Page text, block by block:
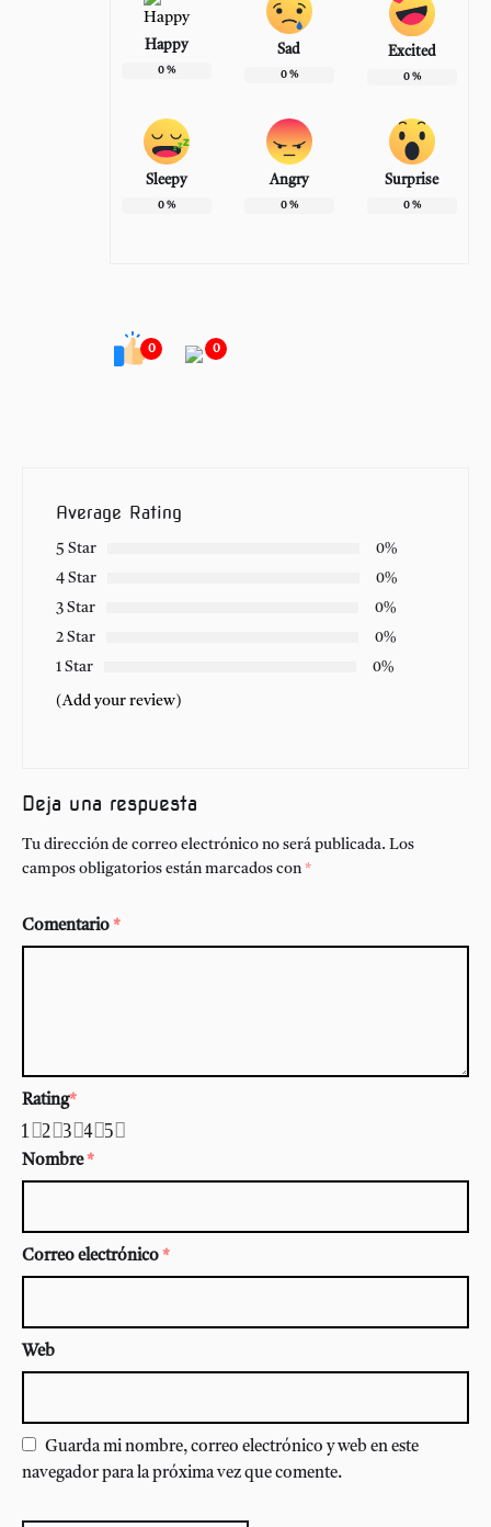
Happy
0%
Sad
0%
Excited
0%
Sleepy
0%
Angry
0%
Surprise
0%
0 0
Average Rating
5 Star
0%
4 Star
0%
3 Star
0%
2 Star
0%
1 Star
0%
(Add your review)
Deja una respuesta
Tu dirección de correo electrónico no será publicada. Los
campos obligatorios están marcados con *
Comentario *
Rating*
5
4
3
2
1
Nombre*
Correo electrónico *
Web
Guarda mi nombre, correo electrónico y web en este
navegador para la próxima vez que comente.